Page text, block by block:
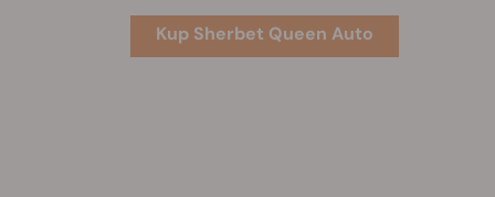
Kup Sherbet Queen Auto